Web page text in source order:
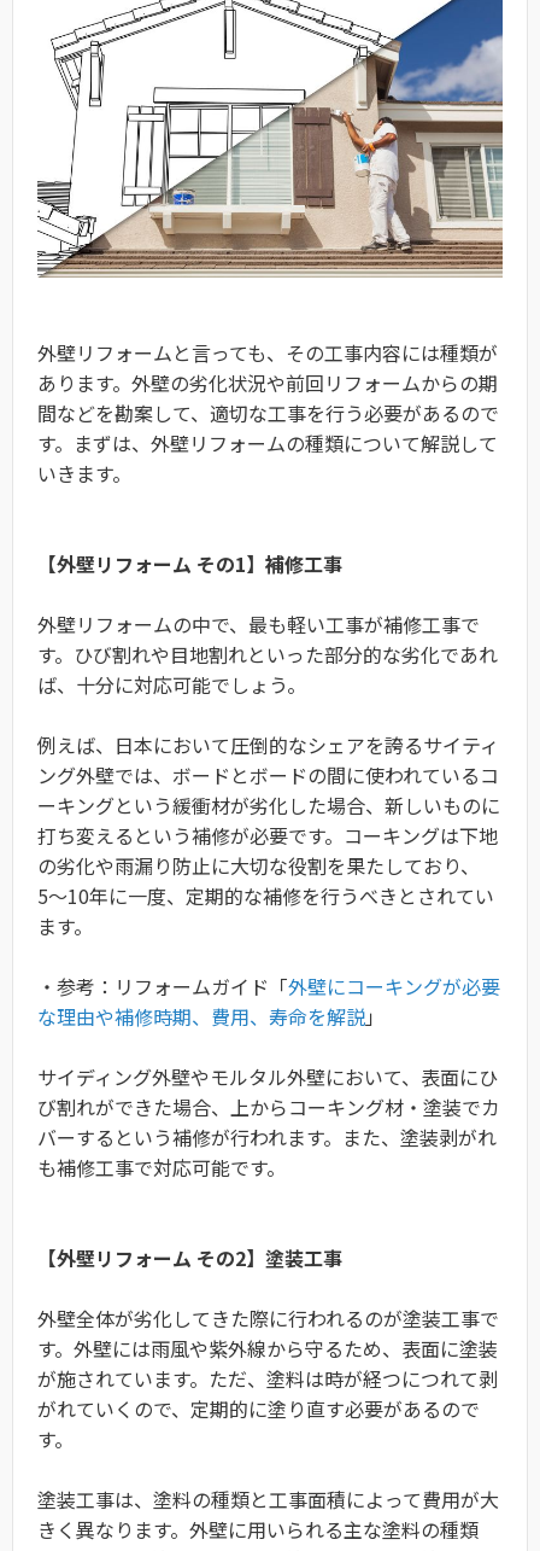
外壁リフォームと言っても、その工事内容には種類が
あります。外壁の劣化状況や前回リフォームからの期
間などを勘案して、適切な工事を行う必要があるので
す。まずは、外壁リフォームの種類について解説して
いきます。
【外壁リフォーム その1】補修工事
外壁リフォームの中で、最も軽い工事が補修工事で
す。ひび割れや目地割れといった部分的な劣化であれ
ば、十分に対応可能でしょう。
例えば、日本において圧倒的なシェアを誇るサイティ
ング外壁では、ボードとボードの間に使われているコ
ーキングという緩衝材が劣化した場合、新しいものに
打ち変えるという補修が必要です。コーキングは下地
の劣化や雨漏り防止に大切な役割を果たしており、
5〜10年に一度、定期的な補修を行うべきとされてい
ます。
・参考：リフォームガイド「外壁にコーキングが必要
な理由や補修時期、費用、寿命を解説」
サイディング外壁やモルタル外壁において、表面にひ
び割れができた場合、上からコーキング材・塗装でカ
バーするという補修が行われます。また、塗装剥がれ
も補修工事で対応可能です。
【外壁リフォーム その2】塗装工事
外壁全体が劣化してきた際に行われるのが塗装工事で
す。外壁には雨風や紫外線から守るため、表面に塗装
が施されています。ただ、塗料は時が経つにつれて剥
がれていくので、定期的に塗り直す必要があるので
す。
塗装工事は、塗料の種類と工事面積によって費用が大
きく異なります。外壁に用いられる主な塗料の種類